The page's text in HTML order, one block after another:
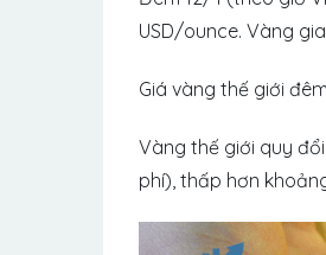
USD/ounce. Vàng
Giá vàng thế giới
Vàng thế giới quy
phí), thấp hơn